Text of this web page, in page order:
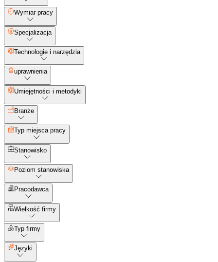
Wymiar pracy
Specjalizacja
Technologie i narzędzia
uprawnienia
Umiejętności i metodyki
Branże
Typ miejsca pracy
Stanowisko
Poziom stanowiska
Pracodawca
Wielkość firmy
Typ firmy
Języki